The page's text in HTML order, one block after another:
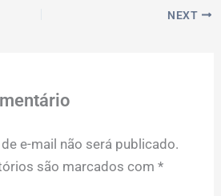
NEXT
e-mail não será publicado.
são marcados com *